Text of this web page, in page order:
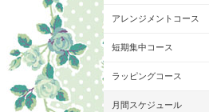
アレンジメントコース
短期集中コース
ラッピングコース
月間スケジュール